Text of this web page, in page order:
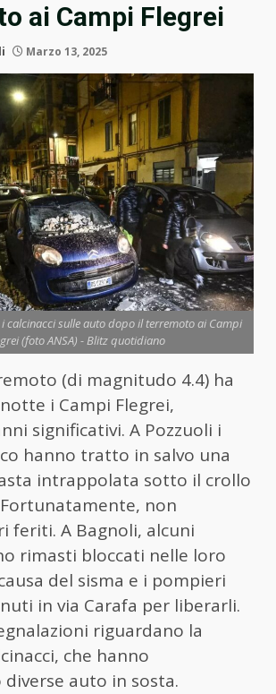
ai Campi Flegrei
Marzo 13, 2025
calcinacci sulle auto dopo il terremoto ai Campi
(foto ANSA) - Blitz quotidiano
(di magnitudo 4.4) ha
i Campi Flegrei,
significativi. A Pozzuoli i
hanno tratto in salvo una
intrappolata sotto il crollo
non
feriti. A Bagnoli, alcuni
rimasti bloccati nelle loro
del sisma e i pompieri
in via Carafa per liberarli.
riguardano la
che hanno
auto in sosta.